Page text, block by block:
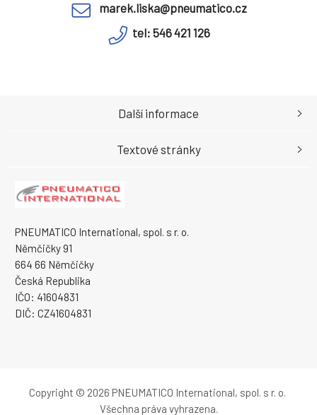
marek.liska@pneumatico.cz
tel: 546 421 126
PNEUMATICO International, spol. s r. o.
Němčičky 91
664 66 Němčičky
Česká Republika
IČO: 41604831
DIČ: CZ41604831
Další informace
Textové stránky
Copyright © 2026 PNEUMATICO International, spol. s r. o.
Všechna práva vyhrazena.